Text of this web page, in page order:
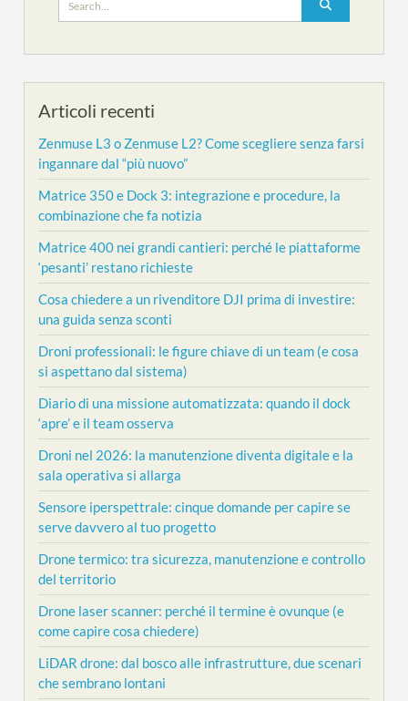
for:
Articoli recenti
Zenmuse L3 o Zenmuse L2? Come scegliere senza farsi
ingannare dal “più nuovo”
Matrice 350 e Dock 3: integrazione e procedure, la
combinazione che fa notizia
Matrice 400 nei grandi cantieri: perché le piattaforme
‘pesanti’ restano richieste
Cosa chiedere a un rivenditore DJI prima di investire:
una guida senza sconti
Droni professionali: le figure chiave di un team (e cosa
si aspettano dal sistema)
Diario di una missione automatizzata: quando il dock
‘apre’ e il team osserva
Droni nel 2026: la manutenzione diventa digitale e la
sala operativa si allarga
Sensore iperspettrale: cinque domande per capire se
serve davvero al tuo progetto
Drone termico: tra sicurezza, manutenzione e controllo
del territorio
Drone laser scanner: perché il termine è ovunque (e
come capire cosa chiedere)
LiDAR drone: dal bosco alle infrastrutture, due scenari
che sembrano lontani